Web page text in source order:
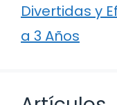
Divertidas y
a 3 Años